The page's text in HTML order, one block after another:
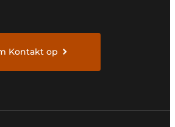
Kontakt op